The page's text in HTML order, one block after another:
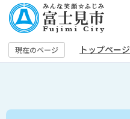
の
ペ
ー 現在のページ トップページ
本